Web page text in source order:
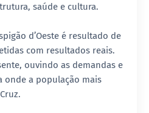
saúde e cultura.
d’Oeste é resultado de
com resultados reais.
ouvindo as demandas e
onde a população mais